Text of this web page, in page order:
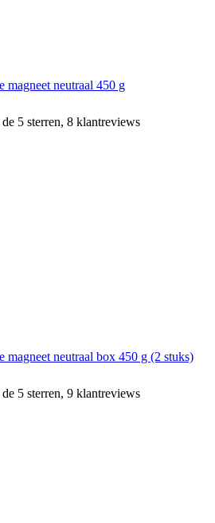
magneet neutraal 450 g
5 sterren, 8 klantreviews
magneet neutraal box 450 g (2 stuks)
5 sterren, 9 klantreviews